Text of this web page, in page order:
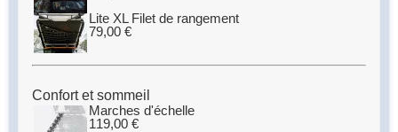
Lite XL Filet de rangement
79,00 €
Confort et sommeil
Marches d'échelle
119,00 €